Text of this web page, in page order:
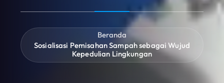
Beranda
Sosialisasi Pemisahan Sampah sebagai Wujud
Kepedulian Lingkungan